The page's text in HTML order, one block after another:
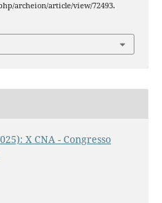
archeion/article/view/72493.
X CNA - Congresso